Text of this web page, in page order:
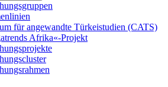
für angewandte Türkeistudien (CATS)
Afrika«-Projekt